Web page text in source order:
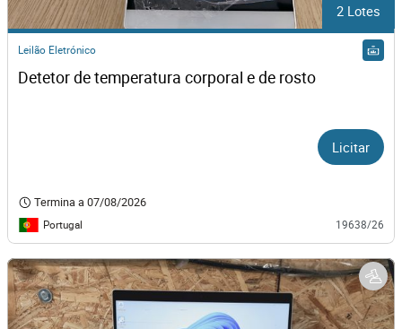
2 Lotes
Leilão Eletrónico
Detetor de temperatura corporal e de rosto
Licitar
Termina a07/08/2026
Portugal 19638/26